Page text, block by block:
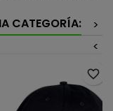
CATEGORÍA:
>
<
favorite_border